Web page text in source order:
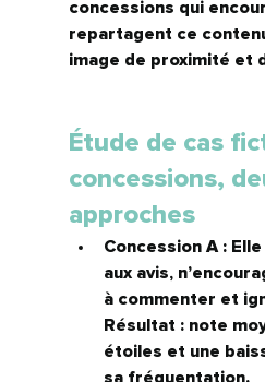
concessions qui
repartagent ce
image de proximité et
Étude de cas
concessions,
approches
Concession A : Elle
aux avis,
à commenter et
Résultat : note
étoiles et une
sa fréquentation.